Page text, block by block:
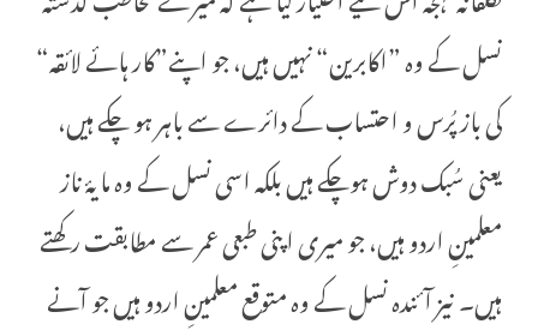
نسل کے وہ ”اکابرین“ نہیں ہیں، جو اپنے”کار ہائے لائقہ“
کی باز پُرس و احتساب کے دائرے سے باہر ہو چکے ہیں،
یعنی سُبک دوش ہوچکے ہیں بلکہ اسی نسل کے وہ مایۂ ناز
معلمینِ اردو ہیں، جو میری اپنی طبعی عمر سے مطابقت رکھتے
ہیں۔ نیز آئندہ نسل کے وہ متوقع معلمینِ اردو ہیں جو آنے